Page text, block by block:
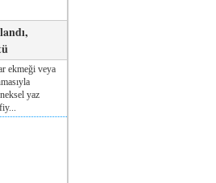
ekmeği veya
yaz